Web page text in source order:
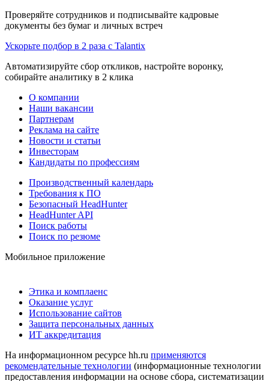
Проверяйте сотрудников и подписывайте кадровые
документы без бумаг и личных встреч
Ускорьте подбор в 2 раза с Talantix
Автоматизируйте сбор откликов, настройте воронку,
собирайте аналитику в 2 клика
О компании
Наши вакансии
Партнерам
Реклама на сайте
Новости и статьи
Инвесторам
Кандидаты по профессиям
Производственный календарь
Требования к ПО
Безопасный HeadHunter
HeadHunter API
Поиск работы
Поиск по резюме
Мобильное приложение
Этика и комплаенс
Оказание услуг
Использование сайтов
Защита персональных данных
ИТ аккредитация
На информационном ресурсе hh.ru применяются
рекомендательные технологии (информационные технологии
предоставления информации на основе сбора, систематизации